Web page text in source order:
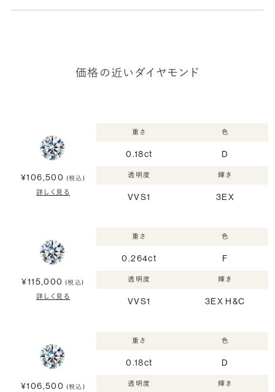
価格の近いダイヤモンド
¥106,500 (税込)
詳しく見る
重さ
0.18ct
色
D
透明度
VVS1
輝き
3EX
¥115,000 (税込)
詳しく見る
重さ
0.264ct
色
F
透明度
VVS1
輝き
3EX H&C
¥106,500 (税込)
重さ
0.18ct
色
D
透明度 輝き